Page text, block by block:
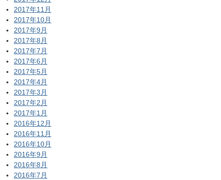
2017年11月
2017年10月
2017年9月
2017年8月
2017年7月
2017年6月
2017年5月
2017年4月
2017年3月
2017年2月
2017年1月
2016年12月
2016年11月
2016年10月
2016年9月
2016年8月
2016年7月